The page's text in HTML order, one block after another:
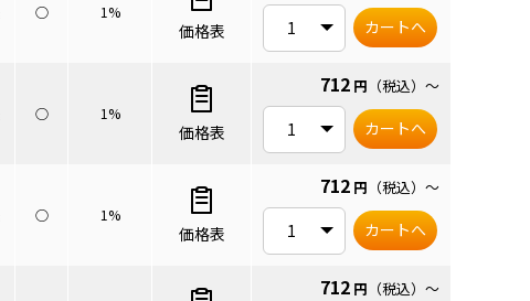
○ 1%
価格表 カートへ
○ 1%
価格表
712 円 （税込） ～
カートへ
○ 1%
価格表
712 円 （税込） ～
カートへ
712 円 （税込） ～